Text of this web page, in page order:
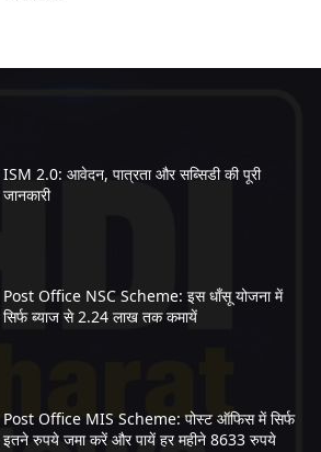
ISM 2.0: आवेदन, पात्रता और सब्सिडी की पूरी
जानकारी
Post Office NSC Scheme: इस धाँसू योजना में
सिर्फ ब्याज से 2.24 लाख तक कमायें
Post Office MIS Scheme: पोस्ट ऑफिस में सिर्फ
इतने रुपये जमा करें और पायें हर महीने 8633 रुपये